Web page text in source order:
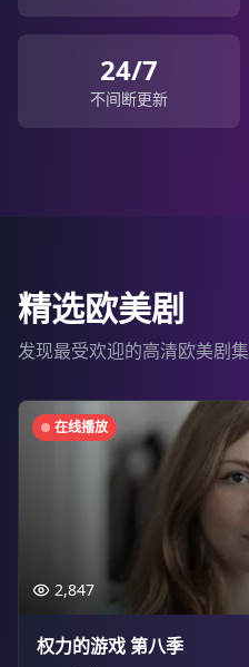
24/7
不间断更新
精选欧美剧
发现最受欢迎的高清欧美剧集
在线播放
2,847
权力的游戏 第八季